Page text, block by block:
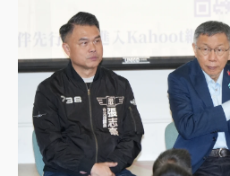
中颱白海豚風雨來了！中部以
響最劇烈
白海豚逼近！北市水門只出不
4800＋拖吊費